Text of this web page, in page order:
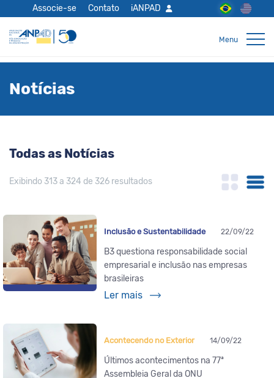
Associe-se Contato iANPAD
Notícias
Todas as Notícias
Exibindo 313 a 324 de 326 resultados
Inclusão e Sustentabilidade 22/09/22
B3 questiona responsabilidade social
empresarial e inclusão nas empresas
brasileiras
Ler mais
Acontecendo no Exterior 14/09/22
Últimos acontecimentos na 77ª
Assembleia Geral da ONU